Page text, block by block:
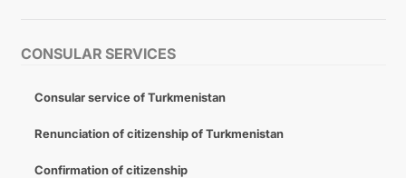
CONSULAR SERVICES
Consular service of Turkmenistan
Renunciation of citizenship of Turkmenistan
Confirmation of citizenship